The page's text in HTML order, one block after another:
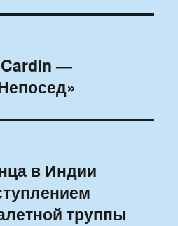
—
в Индии
труппы